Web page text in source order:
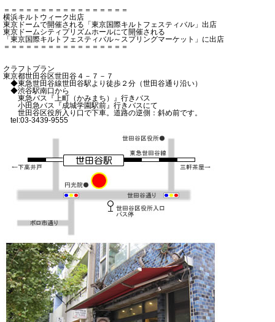
＝＝＝＝＝＝＝＝＝＝＝＝＝＝＝＝＝
横浜キルトウィーク出店
東京ドームで開催される「東京国際キルトフェスティバル」出店
東京ドームシティプリズムホールにて開催される
「東京国際キルトフェスティバル～スプリングマーケット」に出店
＝＝＝＝＝＝＝＝＝＝＝＝＝＝＝＝＝
クラフトプラン
東京都世田谷区世田谷４－７－７
◆東急世田谷線世田谷駅より徒歩２分（世田谷通り沿い）
◆渋谷駅南口から
東急バス『上町（かみまち）』行きバス
小田急バス『成城学園駅前』行きバスにて
世田谷区役所入り口で下車。道路の逆側：斜め前です。
tel:03-3439-9555